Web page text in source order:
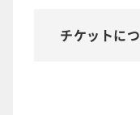
チケットに